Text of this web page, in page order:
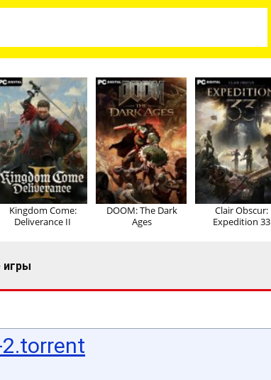
Kingdom Come:
Deliverance II
DOOM: The Dark
Ages
Clair Obscur:
Expedition 33
игры